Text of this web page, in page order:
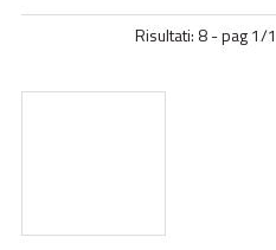
POBIERANIE
Risultati: 8 - pag 1/1